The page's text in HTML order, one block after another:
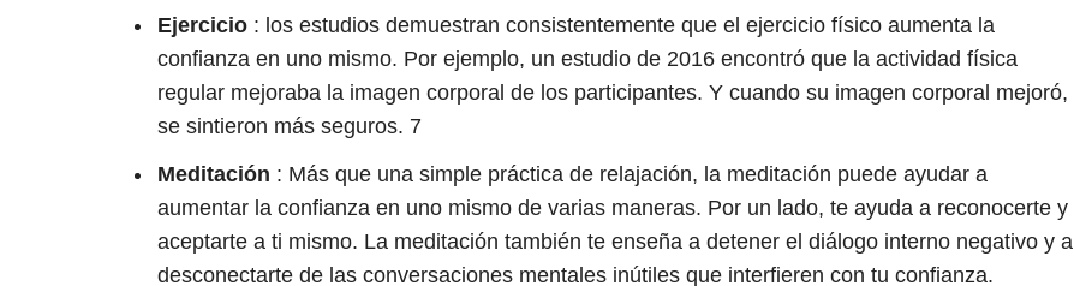
Ejercicio: los estudios demuestran consistentemente que el ejercicio físico aumenta la
confianza en uno mismo. Por ejemplo, un estudio de 2016 encontró que la actividad física
regular mejoraba la imagen corporal de los participantes. Y cuando su imagen corporal mejoró,
se sintieron más seguros. 7
Meditación : Más que una simple práctica de relajación, la meditación puede ayudar a
aumentar la confianza en uno mismo de varias maneras. Por un lado, te ayuda a reconocerte y
aceptarte a ti mismo. La meditación también te enseña a detener el diálogo interno negativo y a
desconectarte de las conversaciones mentales inútiles que interfieren con tu confianza.